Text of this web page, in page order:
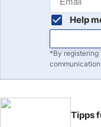
Help
*By
Tipps